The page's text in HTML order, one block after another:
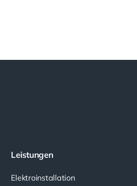
Leistungen
Elektroinstallation